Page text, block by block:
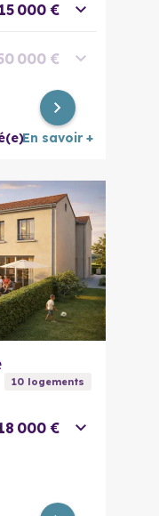
000 €
000 €
000 €
000 €
000 €
En savoir +
10logements
000 €